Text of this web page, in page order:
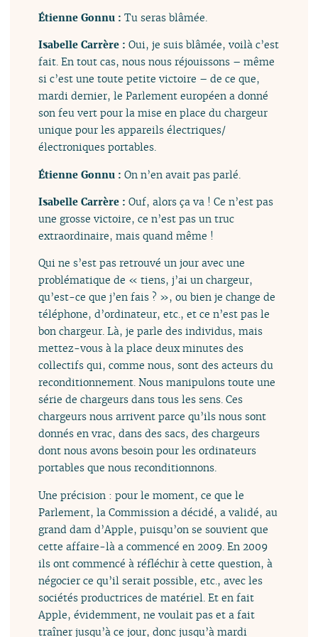
Étienne Gonnu :Tu seras blâmée.
Isabelle Carrère :Oui, je suis blâmée, voilà c’est
fait. En tout cas, nous nous réjouissons – même
si c’est une toute petite victoire – de ce que,
mardi dernier, le Parlement européen a donné
son feu vert pour la mise en place du chargeur
unique pour les appareils électriques/
électroniques portables.
Étienne Gonnu :On n’en avait pas parlé.
Isabelle Carrère :Ouf, alors ça va ! Ce n’est pas
une grosse victoire, ce n’est pas un truc
extraordinaire, mais quand même !
Qui ne s’est pas retrouvé un jour avec une
problématique de « tiens, j’ai un chargeur,
qu’est-ce que j’en fais ? », ou bien je change de
téléphone, d’ordinateur, etc., et ce n’est pas le
bon chargeur. Là, je parle des individus, mais
mettez-vous à la place deux minutes des
collectifs qui, comme nous, sont des acteurs du
reconditionnement. Nous manipulons toute une
série de chargeurs dans tous les sens. Ces
chargeurs nous arrivent parce qu’ils nous sont
donnés en vrac, dans des sacs, des chargeurs
dont nous avons besoin pour les ordinateurs
portables que nous reconditionnons.
Une précision : pour le moment, ce que le
Parlement, la Commission a décidé, a validé, au
grand dam d’Apple, puisqu’on se souvient que
cette affaire-là a commencé en 2009. En 2009
ils ont commencé à réfléchir à cette question, à
négocier ce qu’il serait possible, etc., avec les
sociétés productrices de matériel. Et en fait
Apple, évidemment, ne voulait pas et a fait
traîner jusqu’à ce jour, donc jusqu’à mardi